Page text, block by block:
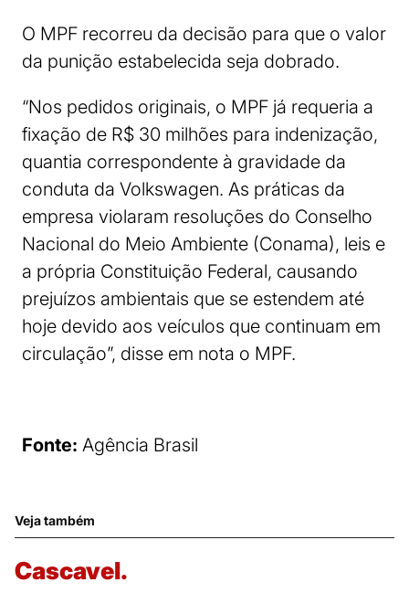
O MPF recorreu da decisão para que o valor
da punição estabelecida seja dobrado.
“Nos pedidos originais, o MPF já requeria a
fixação de R$ 30 milhões para indenização,
quantia correspondente à gravidade da
conduta da Volkswagen. As práticas da
empresa violaram resoluções do Conselho
Nacional do Meio Ambiente (Conama), leis e
a própria Constituição Federal, causando
prejuízos ambientais que se estendem até
hoje devido aos veículos que continuam em
circulação”, disse em nota o MPF.
Fonte: Agência Brasil
Veja também
Cascavel.